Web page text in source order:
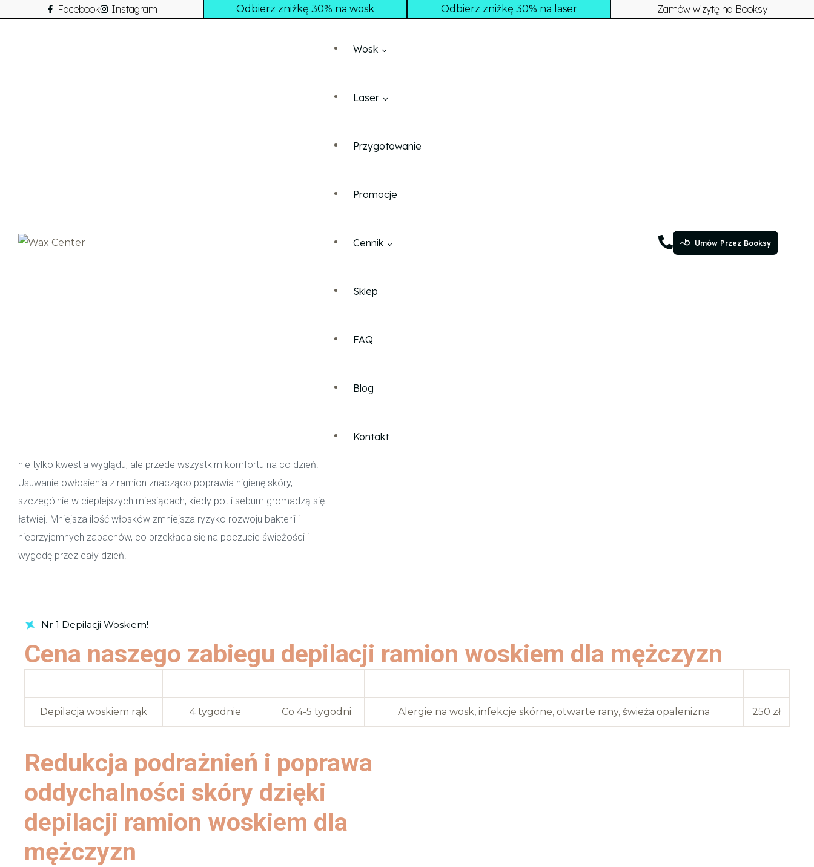
Facebook Instagram Odbierz zniżkę 30% na wosk Odbierz zniżkę 30% na laser Zamów wizytę na Booksy
Wosk
Laser
Przygotowanie
Promocje
Cennik
Sklep
FAQ
Blog
Kontakt
Umów Przez Booksy
nie tylko kwestia wyglądu, ale przede wszystkim komfortu na co dzień.
Usuwanie owłosienia z ramion znacząco poprawia higienę skóry,
szczególnie w cieplejszych miesiącach, kiedy pot i sebum gromadzą się
łatwiej. Mniejsza ilość włosków zmniejsza ryzyko rozwoju bakterii i
nieprzyjemnych zapachów, co przekłada się na poczucie świeżości i
wygodę przez cały dzień.
Nr 1 Depilacji Woskiem!
Cena naszego zabiegu depilacji ramion woskiem dla mężczyzn
Depilacja woskiem rąk 4 tygodnie Co 4-5 tygodni Alergie na wosk, infekcje skórne, otwarte rany, świeża opalenizna 250 zł
Redukcja podrażnień i poprawa
oddychalności skóry dzięki
depilacji ramion woskiem dla
mężczyzn